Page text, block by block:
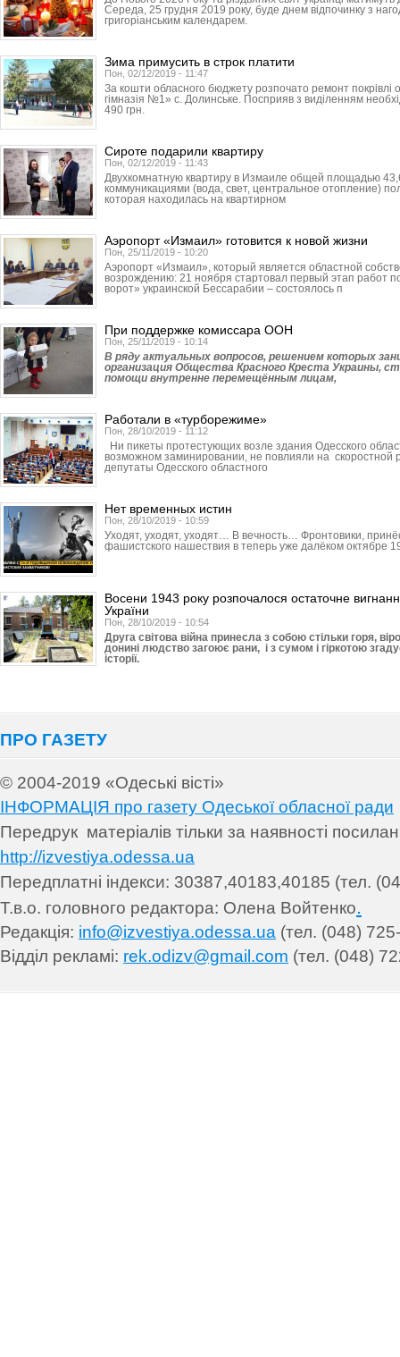
Середа, 25 грудня 2019 року, буде днем відпочинку з
григоріанським календарем.
Зима примусить в строк платити
Пон, 02/12/2019 - 11:47
За кошти обласного бюджету розпочато ремонт покрівлі
гімназія №1» с. Долинське. Посприяв з виділенням
490 грн.
Сироте подарили квартиру
Пон, 02/12/2019 - 11:43
Двухкомнатную квартиру в Измаиле общей площадью
коммуникациями (вода, свет, центральное отопление)
которая находилась на квартирном
Аэропорт «Измаил» готовится к новой жизни
Пон, 25/11/2019 - 10:20
Аэропорт «Измаил», который является областной
возрождению: 21 ноября стартовал первый этап работ
ворот» украинской Бессарабии – состоялось п
При поддержке комиссара ООН
Пон, 25/11/2019 - 10:14
В ряду актуальных вопросов, решением которых
организация Общества Красного Креста Украины,
помощи внутренне перемещённым лицам,
Работали в «турборежиме»
Пон, 28/10/2019 - 11:12
Ни пикеты протестующих возле здания Одесского
возможном заминировании, не повлияли на скоростной
депутаты Одесского областного
Нет временных истин
Пон, 28/10/2019 - 10:59
Уходят, уходят, уходят… В вечность… Фронтовики,
фашистского нашествия в теперь уже далёком октябре
Восени 1943 року розпочалося остаточне
України
Пон, 28/10/2019 - 10:54
Друга світова війна принесла з собою стільки горя,
донині людство загоює рани, і з сумом і гіркотою
історії.
ПРО ГАЗЕТУ
© 2004-2019 «Одеські вісті»
ІНФОРМАЦІЯ про газету Одеської обласної ради
Передрук матеріалів тільки за наявності
http://izvestiya.odessa.ua
Передплатні індекси: 30387,40183,40185 (тел.
Т.в.о. головного редактора: Олена Войтенко.
Редакція: info@izvestiya.odessa.ua (тел. (048)
Відділ рекламі: rek.odizv@gmail.com (тел. (048)